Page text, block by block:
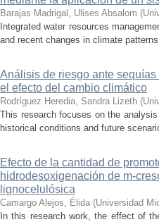
Barajas Madrigal, Ulises Absalom (
Integrated water resources
and recent changes in climate
Análisis de riesgo ante
el efecto del cambio climático
Rodríguez Heredia, Sandra Lizeth (
This research focuses on the
historical conditions and future
Efecto de la cantidad de
hidrodesoxigenación de m-
lignocelulósica
Camargo Alejos, Élida (Universidad
In this research work, the effect of